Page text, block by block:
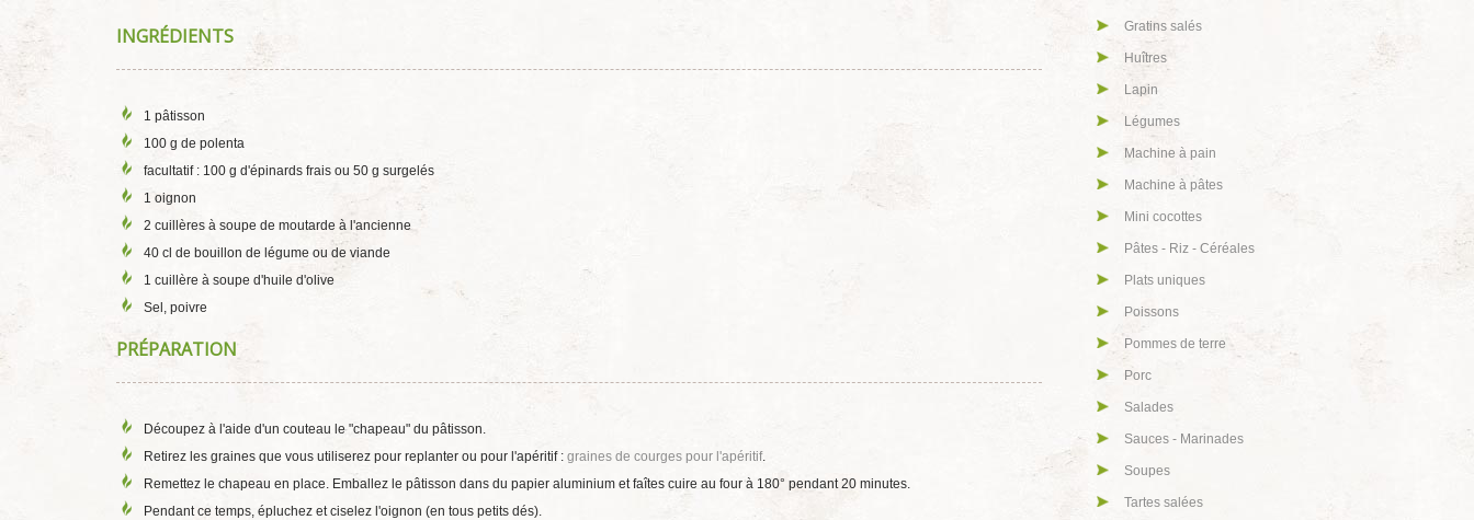
INGRÉDIENTS
1 pâtisson
100 g de polenta
facultatif : 100 g d'épinards frais ou 50 g surgelés
1 oignon
2 cuillères à soupe de moutarde à l'ancienne
40 cl de bouillon de légume ou de viande
1 cuillère à soupe d'huile d'olive
Sel, poivre
PRÉPARATION
Découpez à l'aide d'un couteau le "chapeau" du pâtisson.
Retirez les graines que vous utiliserez pour replanter ou pour l'apéritif : graines de courges pour l'apéritif.
Remettez le chapeau en place. Emballez le pâtisson dans du papier aluminium et faîtes cuire au four à 180° pendant 20 minutes.
Pendant ce temps, épluchez et ciselez l'oignon (en tous petits dés).
Gratins salés
Huîtres
Lapin
Légumes
Machine à pain
Machine à pâtes
Mini cocottes
Pâtes - Riz - Céréales
Plats uniques
Poissons
Pommes de terre
Porc
Salades
Sauces - Marinades
Soupes
Tartes salées